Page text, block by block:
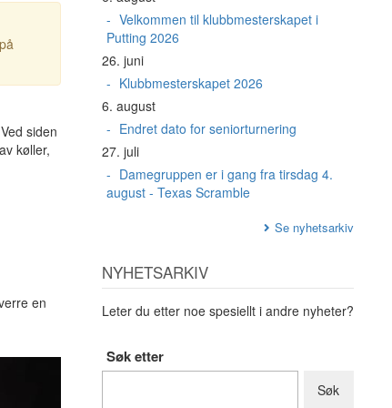
siden
køller,
en
Velkommen til klubbmesterskapet i
Putting 2026
26. juni
Klubbmesterskapet 2026
6. august
Endret dato for seniorturnering
27. juli
Damegruppen er i gang fra tirsdag 4.
august - Texas Scramble
Se nyhetsarkiv
NYHETSARKIV
Leter du etter noe spesiellt i andre nyheter?
Søk etter